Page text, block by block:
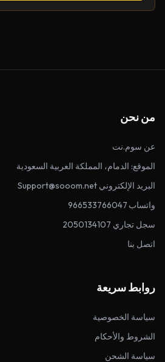
من نحن
عن سوم.نت
الموقع: الدمام، المملكة العربية السعودية
البريد الإلكتروني Support@sooom.net
واتساب 966533766047
سجل تجاري 2050134107
اتصل بنا
روابط سريعة
سياسة الخصوصية
الشروط والأحكام
سياسة الشحن